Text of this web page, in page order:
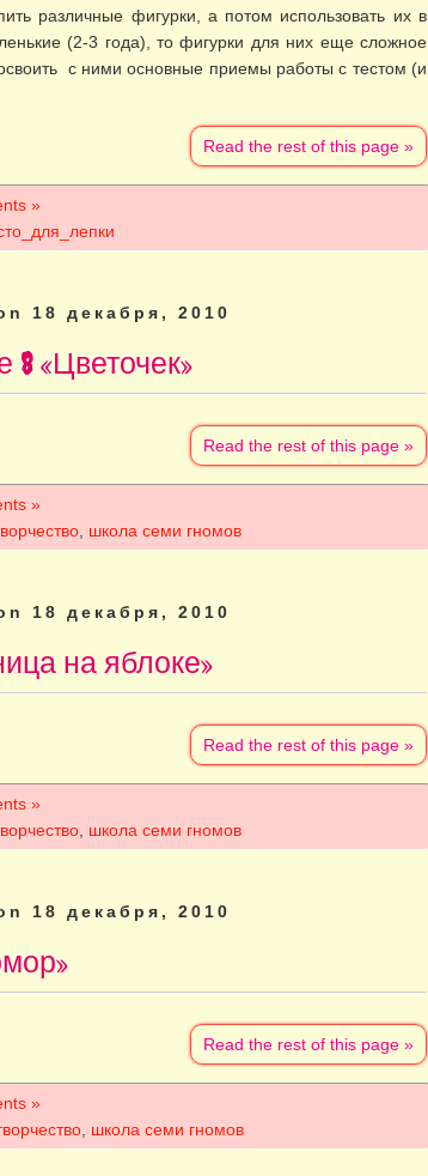
различные фигурки, а потом использовать их в
(2-3 года), то фигурки для них еще сложное
с ними основные приемы работы с тестом (и
Read the rest of this page »
»
18 декабря, 2010
8 «Цветочек»
Read the rest of this page »
»
школа семи гномов
18 декабря, 2010
на яблоке»
Read the rest of this page »
»
школа семи гномов
18 декабря, 2010
Read the rest of this page »
»
школа семи гномов